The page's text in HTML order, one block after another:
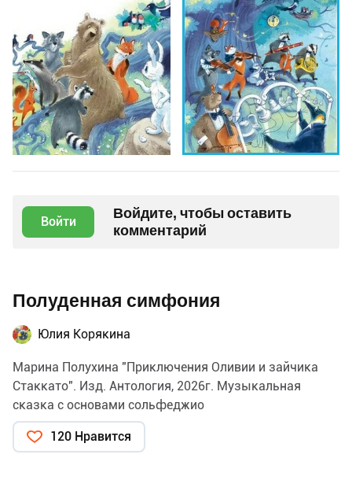
Войти
Войдите, чтобы оставить
комментарий
Полуденная симфония
Юлия Корякина
Марина Полухина "Приключения Оливии и зайчика
Стаккато". Изд. Антология, 2026г. Музыкальная
сказка с основами сольфеджио
120 Нравится